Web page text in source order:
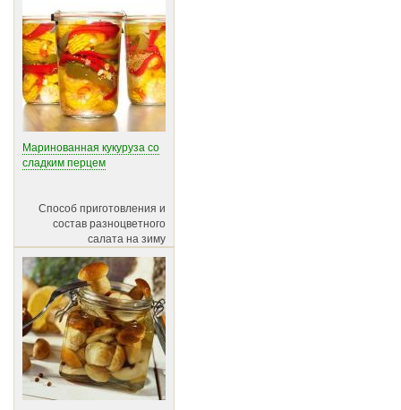
Маринованная кукуруза со
сладким перцем
Способ приготовления и
состав разноцветного
салата на зиму